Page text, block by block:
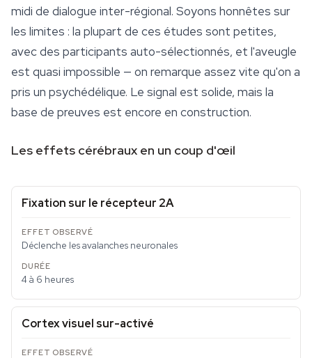
midi de dialogue inter-régional. Soyons honnêtes sur
les limites : la plupart de ces études sont petites,
avec des participants auto-sélectionnés, et l'aveugle
est quasi impossible — on remarque assez vite qu'on a
pris un psychédélique. Le signal est solide, mais la
base de preuves est encore en construction.
Les effets cérébraux en un coup d'œil
Fixation sur le récepteur 2A
Déclenche les avalanches neuronales
4 à 6 heures
Cortex visuel sur-activé